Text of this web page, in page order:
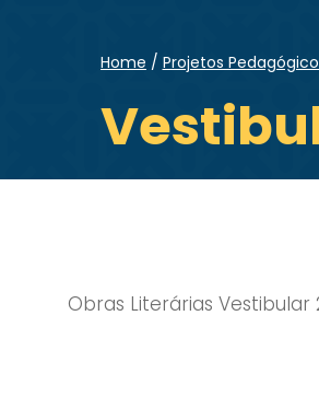
Home Projetos
Obras Literárias Vestibular